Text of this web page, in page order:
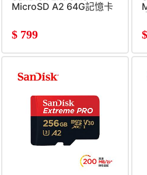
MicroSD A2 64G記憶卡
$ 799 $